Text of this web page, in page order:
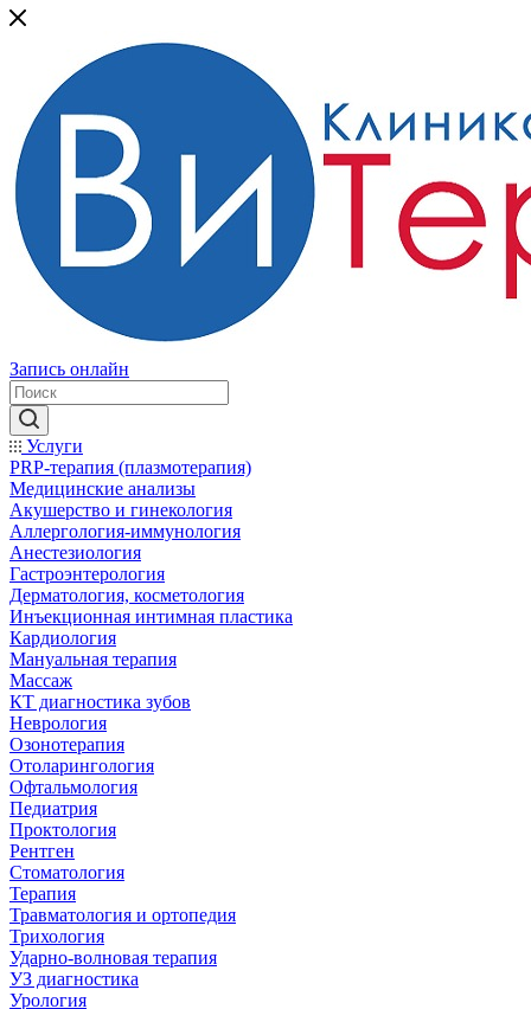
Запись онлайн
Услуги
PRP-терапия (плазмотерапия)
Медицинские анализы
Акушерство и гинекология
Аллергология-иммунология
Анестезиология
Гастроэнтерология
Дерматология, косметология
Инъекционная интимная пластика
Кардиология
Мануальная терапия
Массаж
КТ диагностика зубов
Неврология
Озонотерапия
Отоларингология
Офтальмология
Педиатрия
Проктология
Рентген
Стоматология
Терапия
Травматология и ортопедия
Трихология
Ударно-волновая терапия
УЗ диагностика
Урология